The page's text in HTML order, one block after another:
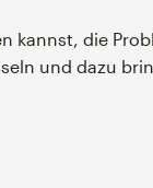
kannst, die
und dazu